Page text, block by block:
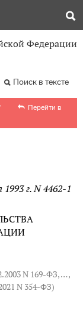
Федерации
Поиск в тексте
Перейти в
1993 г. N 4462-1
N 169-ФЗ, … ,
N 354-ФЗ)